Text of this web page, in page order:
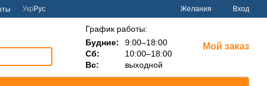
Укр Рус Желания Вход
График работы:
Будние:
9:00–18:00
Сб:
10:00–18:00
Вс:
выходной
Мой заказ